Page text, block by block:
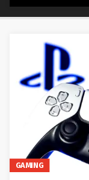
GAMING